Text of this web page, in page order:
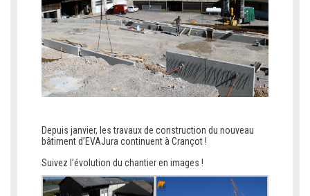
Depuis janvier, les travaux de construction du nouveau
bâtiment d’EVAJuracontinuent à Crançot !
Suivez l’évolution du chantier en images !